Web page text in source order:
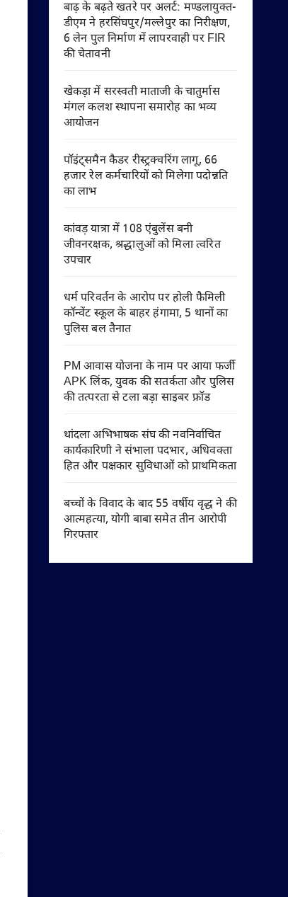
बाढ़ के बढ़ते खतरे पर अलर्ट: मण्डलायुक्त-
डीएम ने हरसिंघपुर/मल्लेपुर का निरीक्षण,
6 लेन पुल निर्माण में लापरवाही पर FIR
की चेतावनी
खेकड़ा में सरस्वती माताजी के चातुर्मास
मंगल कलश स्थापना समारोह का भव्य
आयोजन
पॉइंट्समैन कैडर रीस्ट्रक्चरिंग लागू, 66
हजार रेल कर्मचारियों को मिलेगा पदोन्नति
का लाभ
कांवड़ यात्रा में 108 एंबुलेंस बनी
जीवनरक्षक, श्रद्धालुओं को मिला त्वरित
उपचार
धर्म परिवर्तन के आरोप पर होली फैमिली
कॉन्वेंट स्कूल के बाहर हंगामा, 5 थानों का
पुलिस बल तैनात
PM आवास योजना के नाम पर आया फर्जी
APK लिंक, युवक की सतर्कता और पुलिस
की तत्परता से टला बड़ा साइबर फ्रॉड
थांदला अभिभाषक संघ की नवनिर्वाचित
कार्यकारिणी ने संभाला पदभार, अधिवक्ता
हित और पक्षकार सुविधाओं को प्राथमिकता
बच्चों के विवाद के बाद 55 वर्षीय वृद्ध ने की
आत्महत्या, योगी बाबा समेत तीन आरोपी
गिरफ्तार